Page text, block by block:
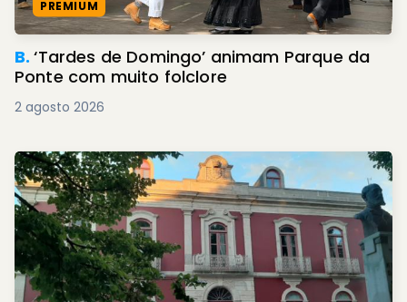
PREMIUM
B.‘Tardes de Domingo’ animam Parque da
Ponte com muito folclore
2 agosto 2026